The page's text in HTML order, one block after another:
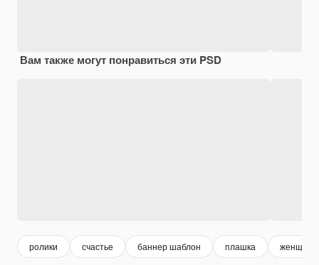
Вам также могут понравиться эти PSD
ролики счастье баннер шаблон плашка женщина